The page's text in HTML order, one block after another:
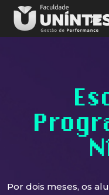
Por dois meses, os